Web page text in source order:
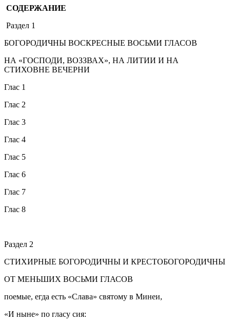
СОДЕРЖАНИЕ
Раздел 1
БОГОРОДИЧНЫ ВОСКРЕСНЫЕ ВОСЬМИ ГЛАСОВ
НА «ГОСПОДИ, ВОЗЗВАХ», НА ЛИТИИ И НА
СТИХОВНЕ ВЕЧЕРНИ
Глас 1
Глас 2
Глас 3
Глас 4
Глас 5
Глас 6
Глас 7
Глас 8
Раздел 2
СТИХИРНЫЕ БОГОРОДИЧНЫ И КРЕСТОБОГОРОДИЧНЫ
ОТ МЕНЬШИХ ВОСЬМИ ГЛАСОВ
поемые, егда есть «Слава» святому в Минеи,
«И ныне» по гласу сия: